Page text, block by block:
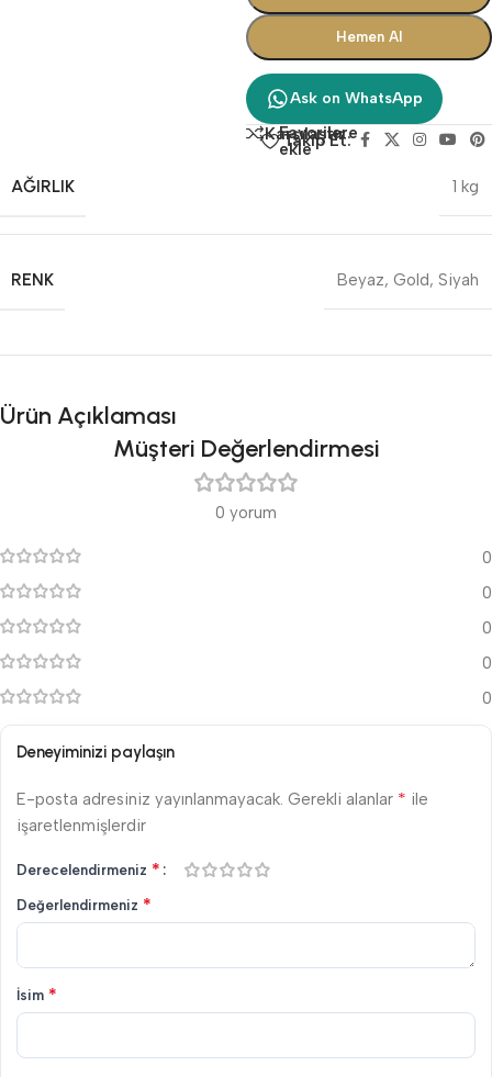
Hemen Al
Ask on WhatsApp
Karşılaştır
Favorilere
ekle
Takip Et:
AĞIRLIK 1 kg
RENK Beyaz, Gold, Siyah
Ürün Açıklaması
Müşteri Değerlendirmesi
0 yorum
0
0
0
0
0
Deneyiminizi paylaşın
E-posta adresiniz yayınlanmayacak. Gerekli alanlar * ile
işaretlenmişlerdir
Derecelendirmeniz *
Değerlendirmeniz *
İsim *